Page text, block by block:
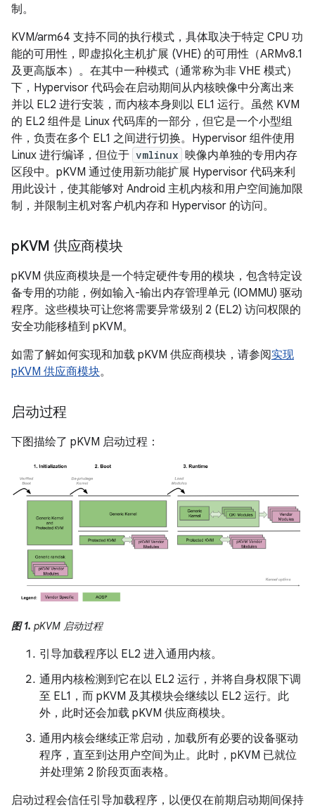
制。
KVM/arm64 支持不同的执行模式，具体取决于特定 CPU 功
能的可用性，即虚拟化主机扩展 (VHE) 的可用性（ARMv8.1
及更高版本）。在其中一种模式（通常称为非 VHE 模式）
下，Hypervisor 代码会在启动期间从内核映像中分离出来
并以 EL2 进行安装，而内核本身则以 EL1 运行。虽然 KVM
的 EL2 组件是 Linux 代码库的一部分，但它是一个小型组
件，负责在多个 EL1 之间进行切换。Hypervisor 组件使用
Linux 进行编译，但位于 vmlinux 映像内单独的专用内存
区段中。pKVM 通过使用新功能扩展 Hypervisor 代码来利
用此设计，使其能够对 Android 主机内核和用户空间施加限
制，并限制主机对客户机内存和 Hypervisor 的访问。
pKVM 供应商模块
pKVM 供应商模块是一个特定硬件专用的模块，包含特定设
备专用的功能，例如输入-输出内存管理单元 (IOMMU) 驱动
程序。 这些模块可让您将需要异常级别 2 (EL2) 访问权限的
安全功能移植到 pKVM。
如需了解如何实现和加载 pKVM 供应商模块，请参阅实现
pKVM 供应商模块。
启动过程
下图描绘了 pKVM 启动过程：
图 1. pKVM 启动过程
引导加载程序以 EL2 进入通用内核。
通用内核检测到它在以 EL2 运行，并将自身权限下调
至 EL1，而 pKVM 及其模块会继续以 EL2 运行。此
外，此时还会加载 pKVM 供应商模块。
通用内核会继续正常启动，加载所有必要的设备驱动
程序，直至到达用户空间为止。此时，pKVM 已就位
并处理第 2 阶段页面表格。
启动过程会信任引导加载程序，以便仅在前期启动期间保持